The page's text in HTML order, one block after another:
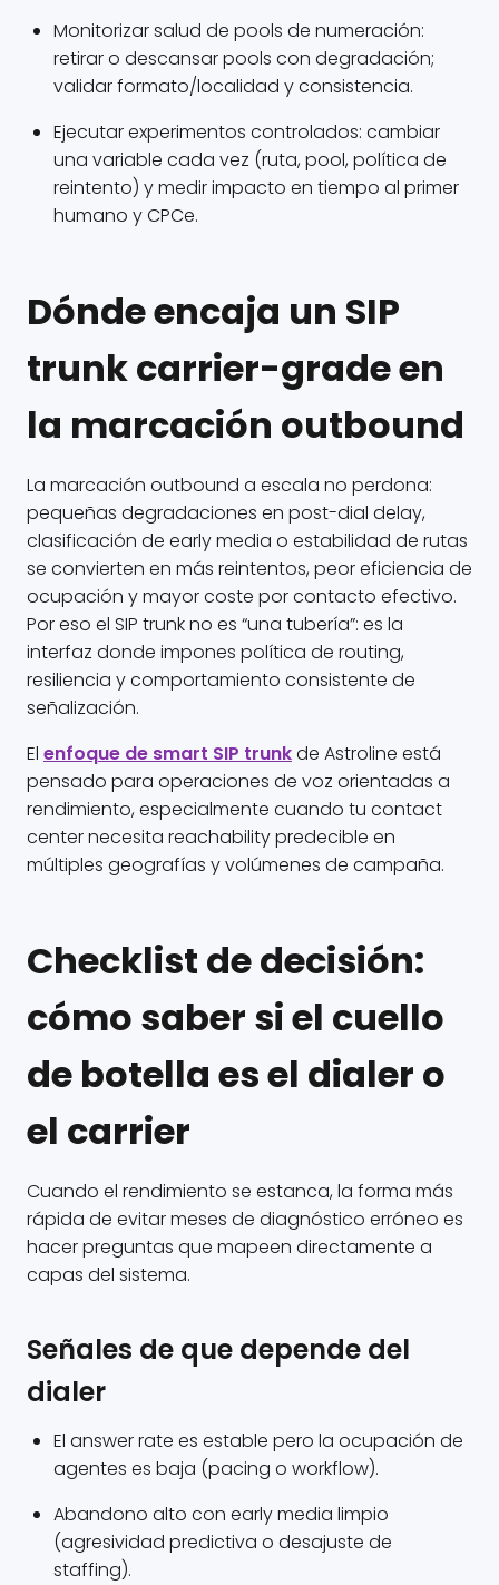
Monitorizar salud de pools de numeración:
retirar o descansar pools con degradación;
validar formato/localidad y consistencia.
Ejecutar experimentos controlados: cambiar
una variable cada vez (ruta, pool, política de
reintento) y medir impacto en tiempo al primer
humano y CPCe.
Dónde encaja un SIP
trunk carrier-grade en
la marcación outbound
La marcación outbound a escala no perdona:
pequeñas degradaciones en post-dial delay,
clasificación de early media o estabilidad de rutas
se convierten en más reintentos, peor eficiencia de
ocupación y mayor coste por contacto efectivo.
Por eso el SIP trunk no es “una tubería”: es la
interfaz donde impones política de routing,
resiliencia y comportamiento consistente de
señalización.
El enfoque de smart SIP trunkde Astroline está
pensado para operaciones de voz orientadas a
rendimiento, especialmente cuando tu contact
center necesita reachability predecible en
múltiples geografías y volúmenes de campaña.
Checklist de decisión:
cómo saber si el cuello
de botella es el dialer o
el carrier
Cuando el rendimiento se estanca, la forma más
rápida de evitar meses de diagnóstico erróneo es
hacer preguntas que mapeen directamente a
capas del sistema.
Señales de que depende del
dialer
El answer rate es estable pero la ocupación de
agentes es baja (pacing o workflow).
Abandono alto con early media limpio
(agresividad predictiva o desajuste de
staffing).